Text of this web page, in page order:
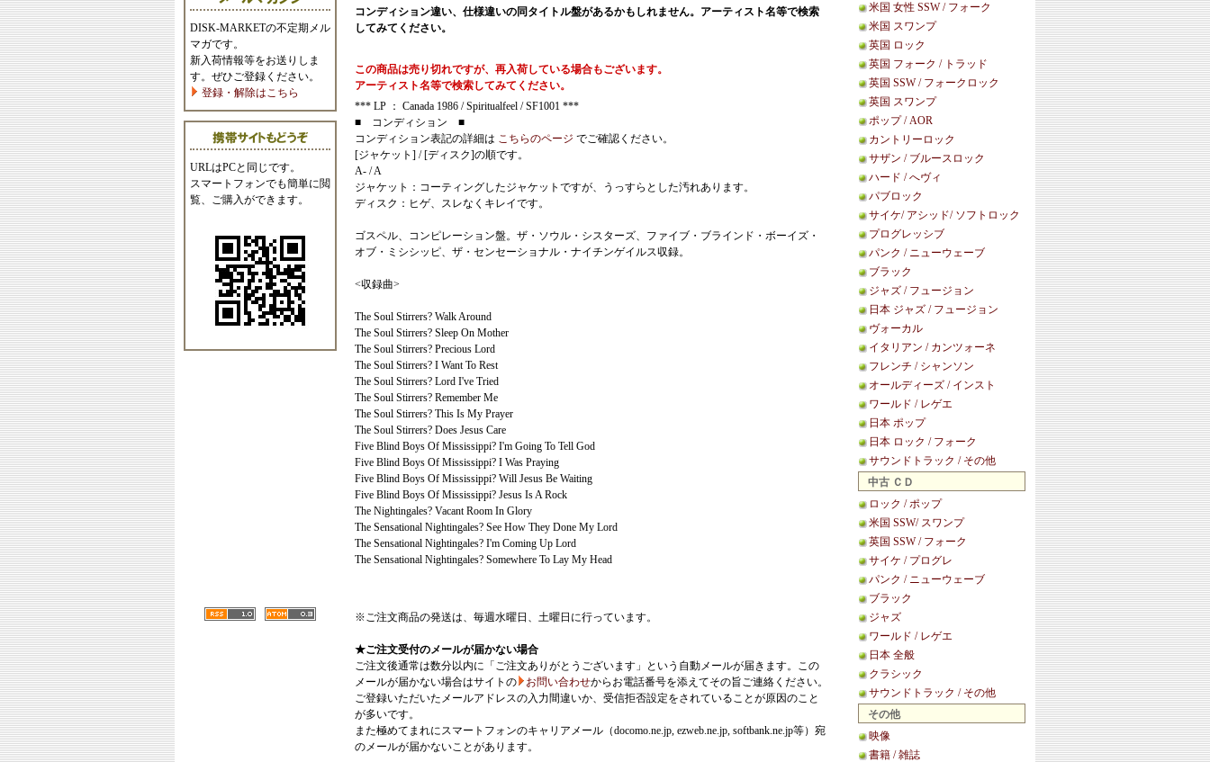
DISK-MARKETの不定期メル
マガです。
新入荷情報等をお送りしま
す。ぜひご登録ください。
登録・解除はこちら
URLはPCと同じです。
スマートフォンでも簡単に閲
覧、ご購入ができます。
米国 女性 SSW / フォーク
米国 スワンプ
英国 ロック
英国 フォーク / トラッド
英国 SSW / フォークロック
英国 スワンプ
ポップ / AOR
カントリーロック
サザン / ブルースロック
ハード / へヴィ
パブロック
サイケ/ アシッド/ ソフトロック
プログレッシブ
パンク / ニューウェーブ
ブラック
ジャズ / フュージョン
日本 ジャズ / フュージョン
ヴォーカル
イタリアン / カンツォーネ
フレンチ / シャンソン
オールディーズ / インスト
ワールド / レゲエ
日本 ポップ
日本 ロック / フォーク
サウンドトラック / その他
中古 ＣＤ
ロック / ポップ
米国 SSW/ スワンプ
英国 SSW / フォーク
サイケ / プログレ
パンク / ニューウェーブ
ブラック
ジャズ
ワールド / レゲエ
日本 全般
クラシック
サウンドトラック / その他
その他
映像
書籍 / 雑誌
コンディション違い、仕様違いの同タイトル盤があるかもしれません。アーティスト名等で検索
してみてください。
この商品は売り切れですが、再入荷している場合もございます。
アーティスト名等で検索してみてください。
*** LP ： Canada 1986 / Spiritualfeel / SF1001 ***
■ コンディション ■
コンディション表記の詳細は こちらのページ でご確認ください。
[ジャケット] / [ディスク]の順です。
A- / A
ジャケット：コーティングしたジャケットですが、うっすらとした汚れあります。
ディスク：ヒゲ、スレなくキレイです。
ゴスペル、コンピレーション盤。ザ・ソウル・シスターズ、ファイブ・ブラインド・ボーイズ・
オブ・ミシシッピ、ザ・センセーショナル・ナイチンゲイルス収録。
<収録曲>
The Soul Stirrers? Walk Around
The Soul Stirrers? Sleep On Mother
The Soul Stirrers? Precious Lord
The Soul Stirrers? I Want To Rest
The Soul Stirrers? Lord I've Tried
The Soul Stirrers? Remember Me
The Soul Stirrers? This Is My Prayer
The Soul Stirrers? Does Jesus Care
Five Blind Boys Of Mississippi? I'm Going To Tell God
Five Blind Boys Of Mississippi? I Was Praying
Five Blind Boys Of Mississippi? Will Jesus Be Waiting
Five Blind Boys Of Mississippi? Jesus Is A Rock
The Nightingales? Vacant Room In Glory
The Sensational Nightingales? See How They Done My Lord
The Sensational Nightingales? I'm Coming Up Lord
The Sensational Nightingales? Somewhere To Lay My Head
※ご注文商品の発送は、毎週水曜日、土曜日に行っています。
★ご注文受付のメールが届かない場合
ご注文後通常は数分以内に「ご注文ありがとうございます」という自動メールが届きます。この
メールが届かない場合はサイトの
お問い合わせからお電話番号を添えてその旨ご連絡ください。
ご登録いただいたメールアドレスの入力間違いか、受信拒否設定をされていることが原因のこと
が多いです。
また極めてまれにスマートフォンのキャリアメール（docomo.ne.jp, ezweb.ne.jp, softbank.ne.jp等）宛
のメールが届かないことがあります。